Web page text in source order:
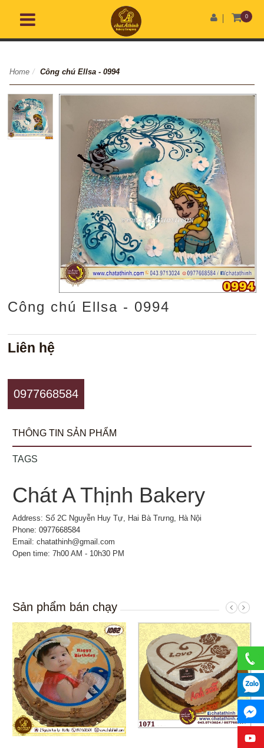
0
Home / Công chú Ellsa - 0994
Công chú Ellsa - 0994
Liên hệ
0977668584
THÔNG TIN SẢN PHẨM
TAGS
Chát A Thịnh Bakery
Address: Số 2C Nguyễn Huy Tự, Hai Bà Trưng, Hà Nội
Phone:0977668584
Email: chatathinh@gmail.com
Open time: 7h00 AM - 10h30 PM
Sản phẩm bán chạy